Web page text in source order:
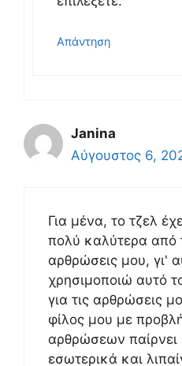
Απάντηση
Janina
Αύγουστος 6,
Για μένα, το τζελ
πολύ καλύτερα από
αρθρώσεις μου, γι'
χρησιμοποιώ αυτό
για τις αρθρώσεις
φίλος μου με
αρθρώσεων παίρνει
εσωτερικά και